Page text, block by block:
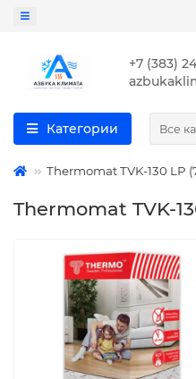
+7 (383)
Категории Все
Thermomat TVK-130 LP
Thermomat TVK-